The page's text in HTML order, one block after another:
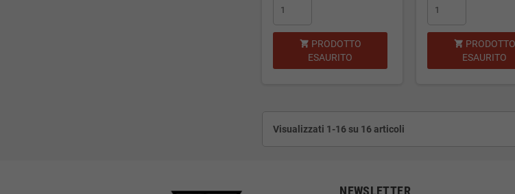
 PRODOTTO
ESAURITO
 PRODOTTO
ESAURITO
Visualizzati 1-16 su 16 articoli
NEWSLETTER